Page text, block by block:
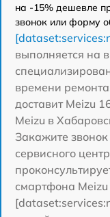
на -15% дешевле
звонок или форму
выполняется на
времени
доставит Meizu
Meizu в
Закажите
сервисного
смартфона